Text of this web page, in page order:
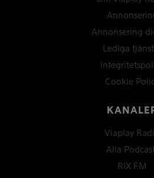
Annonsering
Lediga
Cookie
Viaplay
Alla
RIX FM